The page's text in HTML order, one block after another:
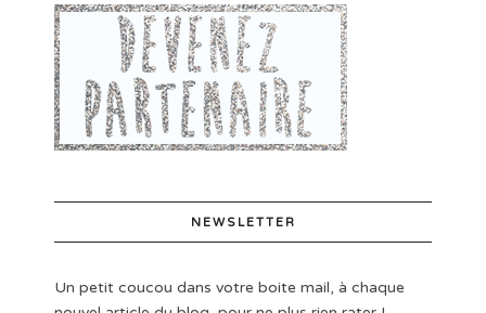
NEWSLETTER
Un petit coucou dans votre boite mail, à chaque